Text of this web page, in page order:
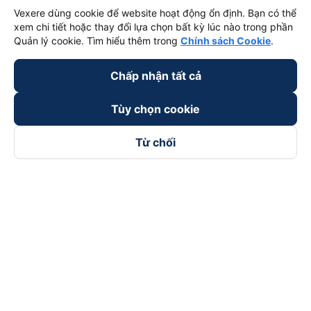
Vexere dùng cookie để website hoạt động ổn định. Bạn có thể
xem chi tiết hoặc thay đổi lựa chọn bất kỳ lúc nào trong phần
Quản lý cookie. Tìm hiểu thêm trong Chính sách Cookie.
Chấp nhận tất cả
Tùy chọn cookie
Từ chối